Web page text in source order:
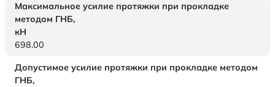
Максимальное усилие протяжки при прокладке
методом ГНБ,
кН
698.00
Допустимое усилие протяжки при прокладке методом
ГНБ,